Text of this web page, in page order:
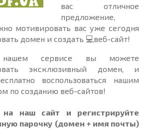
вас отличное
предложение,
мотивировать вас уже сегодня
домен и создать 💻веб-сайт!
сервисе вы можете
эксклюзивный домен, и
воспользоваться нашим
по созданию веб-сайтов!
на наш сайт и регистрируйте
парочку (домен + имя почты)